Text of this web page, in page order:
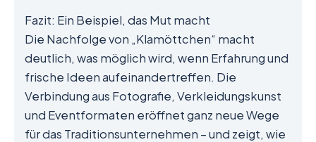
Fazit: Ein Beispiel, das Mut macht
Die Nachfolge von „Klamöttchen“ macht
deutlich, was möglich wird, wenn Erfahrung und
frische Ideen aufeinandertreffen. Die
Verbindung aus Fotografie, Verkleidungskunst
und Eventformaten eröffnet ganz neue Wege
für das Traditionsunternehmen – und zeigt, wie